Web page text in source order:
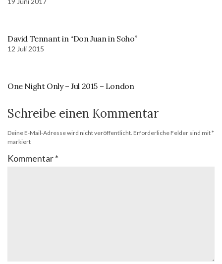
David Tennant in “Don Juan in Soho”
12 Juli 2015
One Night Only – Jul 2015 – London
Schreibe einen Kommentar
Deine E-Mail-Adresse wird nicht veröffentlicht. Erforderliche Felder sind mit*
markiert
Kommentar*